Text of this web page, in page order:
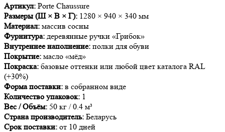
Артикул: Porte Chaussure
Размеры (Ш × В × Г): 1280 × 940 × 340 мм
Материал: массив сосны
Фурнитура: деревянные ручки «Грибок»
Внутреннее наполнение: полки для обуви
Покрытие: масло «мёд»
Покраска: базовые оттенки или любой цвет каталога RAL
(+30%)
Форма поставки: в собранном виде
Количество упаковок: 1
Вес / Объём: 50 кг / 0.4 м³
Страна производитель: Беларусь
Срок поставки: от 10 дней